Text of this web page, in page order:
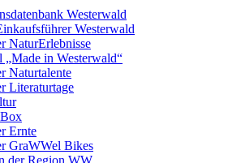
Westerwald
Westerwald
NaturErlebnisse
„Made in Westerwald“
Naturtalente
Literaturtage
Ernte
GraWWel Bikes
der Region WW